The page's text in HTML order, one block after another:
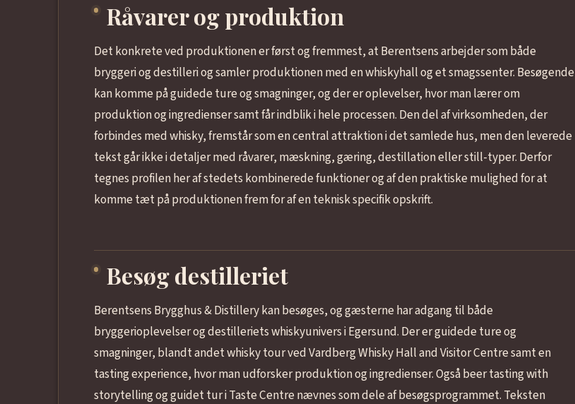
Råvarer og produktion
Det konkrete ved produktionen er først og fremmest, at Berentsens arbejder som både
bryggeri og destilleri og samler produktionen med en whiskyhall og et smagssenter. Besøgende
kan komme på guidede ture og smagninger, og der er oplevelser, hvor man lærer om
produktion og ingredienser samt får indblik i hele processen. Den del af virksomheden, der
forbindes med whisky, fremstår som en central attraktion i det samlede hus, men den leverede
tekst går ikke i detaljer med råvarer, mæskning, gæring, destillation eller still-typer. Derfor
tegnes profilen her af stedets kombinerede funktioner og af den praktiske mulighed for at
komme tæt på produktionen frem for af en teknisk specifik opskrift.
Besøg destilleriet
Berentsens Brygghus & Distillery kan besøges, og gæsterne har adgang til både
bryggerioplevelser og destilleriets whiskyunivers i Egersund. Der er guidede ture og
smagninger, blandt andet whisky tour ved Vardberg Whisky Hall and Visitor Centre samt en
tasting experience, hvor man udforsker produktion og ingredienser. Også beer tasting with
storytelling og guidet tur i Taste Centre nævnes som dele af besøgsprogrammet. Teksten